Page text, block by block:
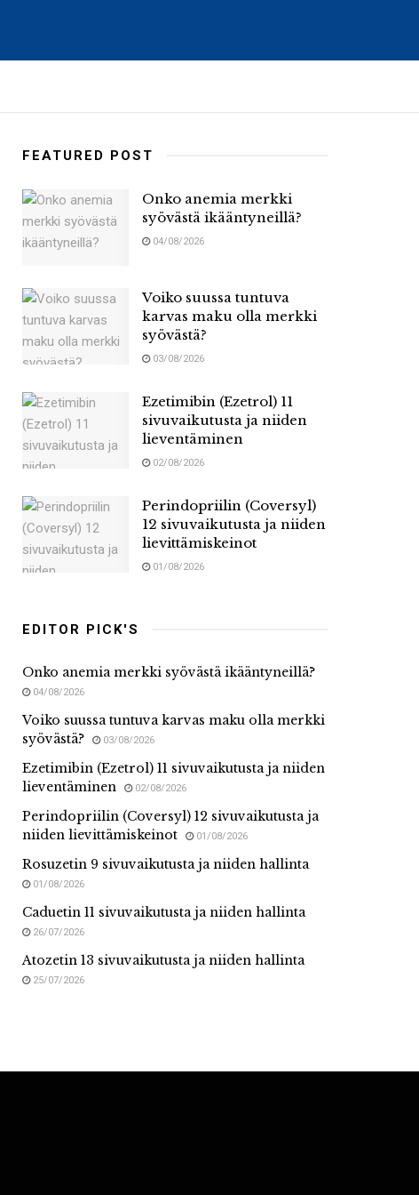
FEATURED POST
Onko anemia merkki
syövästä ikääntyneillä?
04/08/2026
Voiko suussa tuntuva
karvas maku olla merkki
syövästä?
03/08/2026
Ezetimibin (Ezetrol) 11
sivuvaikutusta ja niiden
lieventäminen
02/08/2026
Perindopriilin (Coversyl)
12 sivuvaikutusta ja niiden
lievittämiskeinot
01/08/2026
EDITOR PICK'S
Onko anemia merkki syövästä ikääntyneillä?
04/08/2026
Voiko suussa tuntuva karvas maku olla merkki
syövästä?
03/08/2026
Ezetimibin (Ezetrol) 11 sivuvaikutusta ja niiden
lieventäminen
02/08/2026
Perindopriilin (Coversyl) 12 sivuvaikutusta ja
niiden lievittämiskeinot
01/08/2026
Rosuzetin 9 sivuvaikutusta ja niiden hallinta
01/08/2026
Caduetin 11 sivuvaikutusta ja niiden hallinta
26/07/2026
Atozetin 13 sivuvaikutusta ja niiden hallinta
25/07/2026